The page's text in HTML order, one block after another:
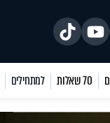
70 שאלות למתחילים